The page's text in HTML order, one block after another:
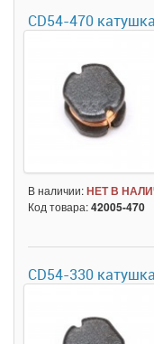
CD54-470
В наличии:НЕТ В
Код товара:42005-470
CD54-330